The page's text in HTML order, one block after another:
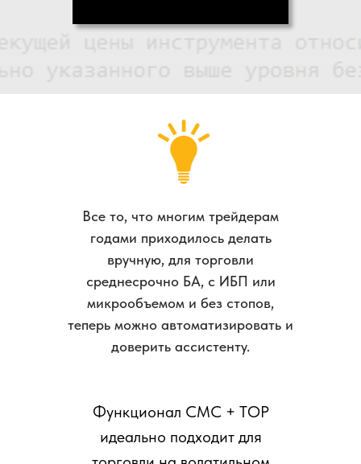
Все то, что многим трейдерам
годами приходилось делать
вручную, для торговли
среднесрочно БА, с ИБП или
микрообъемом и без стопов,
теперь можно автоматизировать и
доверить ассистенту.
Функционал СМС + ТОР
идеально подходит для